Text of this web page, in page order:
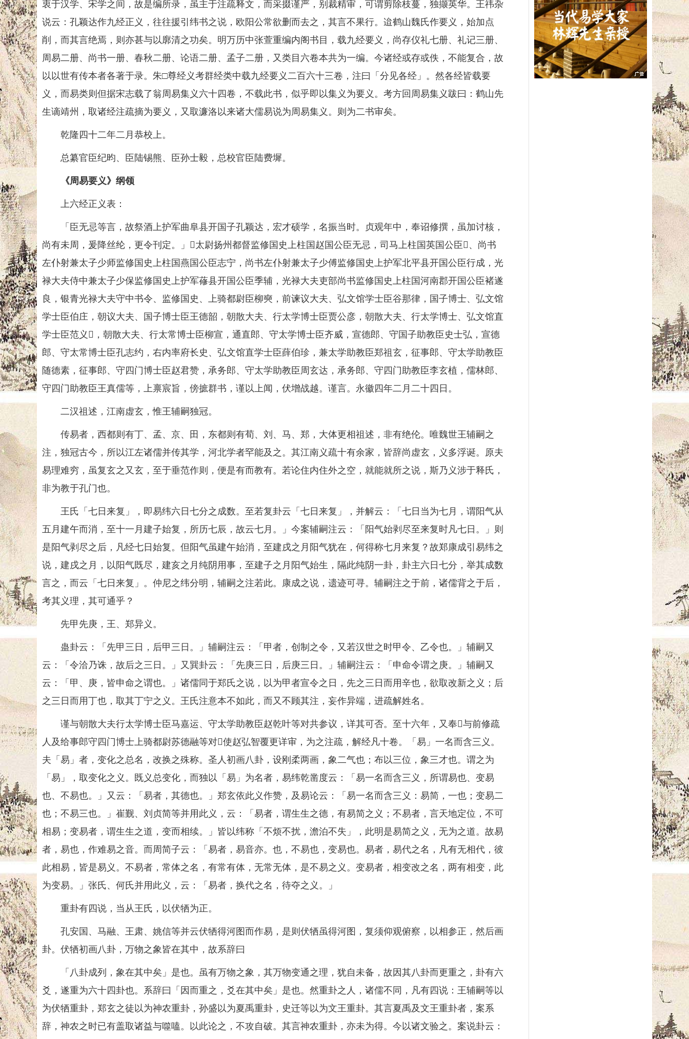
衷于汉学、宋学之间，故是编所录，虽主于注疏释文，而采掇谨严，别裁精审，可谓剪除枝蔓，独撷英华。王祎杂
说云：孔颖达作九经正义，往往援引纬书之说，欧阳公常欲删而去之，其言不果行。迨鹤山魏氏作要义，始加点
削，而其言绝焉，则亦甚与以廓清之功矣。明万历中张萱重编内阁书目，载九经要义，尚存仪礼七册、礼记三册、
周易二册、尚书一册、春秋二册、论语二册、孟子二册，又类目六卷本共为一编。今诸经或存或佚，不能复合，故
以以世有传本者各著于录。朱□尊经义考群经类中载九经要义二百六十三卷，注曰「分见各经」。然各经皆载要
义，而易类则但据宋志载了翁周易集义六十四卷，不载此书，似乎即以集义为要义。考方回周易集义跋曰：鹤山先
生谪靖州，取诸经注疏摘为要义，又取濂洛以来诸大儒易说为周易集义。则为二书审矣。
乾隆四十二年二月恭校上。
总纂官臣纪昀、臣陆锡熊、臣孙士毅，总校官臣陆费墀。
《周易要义》纲领
上六经正义表：
「臣无忌等言，故祭酒上护军曲阜县开国子孔颖达，宏才硕学，名振当时。贞观年中，奉诏修撰，虽加讨核，
尚有未周，爰降丝纶，更令刊定。」𠡠太尉扬州都督监修国史上柱国赵国公臣无忌，司马上柱国英国公臣𪟝、尚书
左仆射兼太子少师监修国史上柱国燕国公臣志宁，尚书左仆射兼太子少傅监修国史上护军北平县开国公臣行成，光
禄大夫侍中兼太子少保监修国史上护军蓚县开国公臣季辅，光禄大夫吏部尚书监修国史上柱国河南郡开国公臣褚遂
良，银青光禄大夫守中书令、监修国史、上骑都尉臣柳奭，前谏议大夫、弘文馆学士臣谷那律，国子博士、弘文馆
学士臣伯庄，朝议大夫、国子博士臣王德韶，朝散大夫、行太学博士臣贾公彦，朝散大夫、行太学博士、弘文馆直
学士臣范义𫖳，朝散大夫、行太常博士臣柳宣，通直郎、守太学博士臣齐威，宣德郎、守国子助教臣史士弘，宣德
郎、守太常博士臣孔志约，右内率府长史、弘文馆直学士臣薛伯珍，兼太学助教臣郑祖玄，征事郎、守太学助教臣
随德素，征事郎、守四门博士臣赵君赞，承务郎、守太学助教臣周玄达，承务郎、守四门助教臣李玄植，儒林郎、
守四门助教臣王真儒等，上禀宸旨，傍摭群书，谨以上闻，伏增战越。谨言。永徽四年二月二十四日。
二汉祖述，江南虚玄，惟王辅嗣独冠。
传易者，西都则有丁、孟、京、田，东都则有荀、刘、马、郑，大体更相祖述，非有绝伦。唯魏世王辅嗣之
注，独冠古今，所以江左诸儒并传其学，河北学者罕能及之。其江南义疏十有余家，皆辞尚虚玄，义多浮诞。原夫
易理难穷，虽复玄之又玄，至于垂范作则，便是有而教有。若论住内住外之空，就能就所之说，斯乃义涉于释氏，
非为教于孔门也。
王氏「七日来复」，即易纬六日七分之成数。至若复卦云「七日来复」，并解云：「七日当为七月，谓阳气从
五月建午而消，至十一月建子始复，所历七辰，故云七月。」今案辅嗣注云：「阳气始剥尽至来复时凡七日。」则
是阳气剥尽之后，凡经七日始复。但阳气虽建午始消，至建戌之月阳气犹在，何得称七月来复？故郑康成引易纬之
说，建戌之月，以阳气既尽，建亥之月纯阴用事，至建子之月阳气始生，隔此纯阴一卦，卦主六日七分，举其成数
言之，而云「七日来复」。仲尼之纬分明，辅嗣之注若此。康成之说，遗迹可寻。辅嗣注之于前，诸儒背之于后，
考其义理，其可通乎？
先甲先庚，王、郑异义。
蛊卦云：「先甲三日，后甲三日。」辅嗣注云：「甲者，创制之令，又若汉世之时甲令、乙令也。」辅嗣又
云：「令洽乃诛，故后之三日。」又巽卦云：「先庚三日，后庚三日。」辅嗣注云：「申命令谓之庚。」辅嗣又
云：「甲、庚，皆申命之谓也。」诸儒同于郑氏之说，以为甲者宣令之日，先之三日而用辛也，欲取改新之义；后
之三日而用丁也，取其丁宁之义。王氏注意本不如此，而又不顾其注，妄作异端，进疏解姓名。
谨与朝散大夫行太学博士臣马嘉运、守太学助教臣赵乾叶等对共参议，详其可否。至十六年，又奉𠡠与前修疏
人及给事郎守四门博士上骑都尉苏德融等对𠡠使赵弘智覆更详审，为之注疏，解经凡十卷。「易」一名而含三义。
夫「易」者，变化之总名，改换之殊称。圣人初画八卦，设刚柔两画，象二气也；布以三位，象三才也。谓之为
「易」，取变化之义。既义总变化，而独以「易」为名者，易纬乾凿度云：「易一名而含三义，所谓易也、变易
也、不易也。」又云：「易者，其德也。」郑玄依此义作赞，及易论云：「易一名而含三义：易简，一也；变易二
也；不易三也。」崔觐、刘贞简等并用此义，云：「易者，谓生生之德，有易简之义；不易者，言天地定位，不可
相易；变易者，谓生生之道，变而相续。」皆以纬称「不烦不扰，澹泊不失」，此明是易简之义，无为之道。故易
者，易也，作难易之音。而周简子云：「易者，易音亦。也，不易也，变易也。易者，易代之名，凡有无相代，彼
此相易，皆是易义。不易者，常体之名，有常有体，无常无体，是不易之义。变易者，相变改之名，两有相变，此
为变易。」张氏、何氏并用此义，云：「易者，换代之名，待夺之义。」
重卦有四说，当从王氏，以伏牺为正。
孔安国、马融、王肃、姚信等并云伏牺得河图而作易，是则伏牺虽得河图，复须仰观俯察，以相参正，然后画
卦。伏牺初画八卦，万物之象皆在其中，故系辞曰
「八卦成列，象在其中矣」是也。虽有万物之象，其万物变通之理，犹自未备，故因其八卦而更重之，卦有六
爻，遂重为六十四卦也。系辞曰「因而重之，爻在其中矣」是也。然重卦之人，诸儒不同，凡有四说：王辅嗣等以
为伏牺重卦，郑玄之徒以为神农重卦，孙盛以为夏禹重卦，史迁等以为文王重卦。其言夏禹及文王重卦者，案系
辞，神农之时已有盖取诸益与噬嗑。以此论之，不攻自破。其言神农重卦，亦未为得。今以诸文验之。案说卦云：